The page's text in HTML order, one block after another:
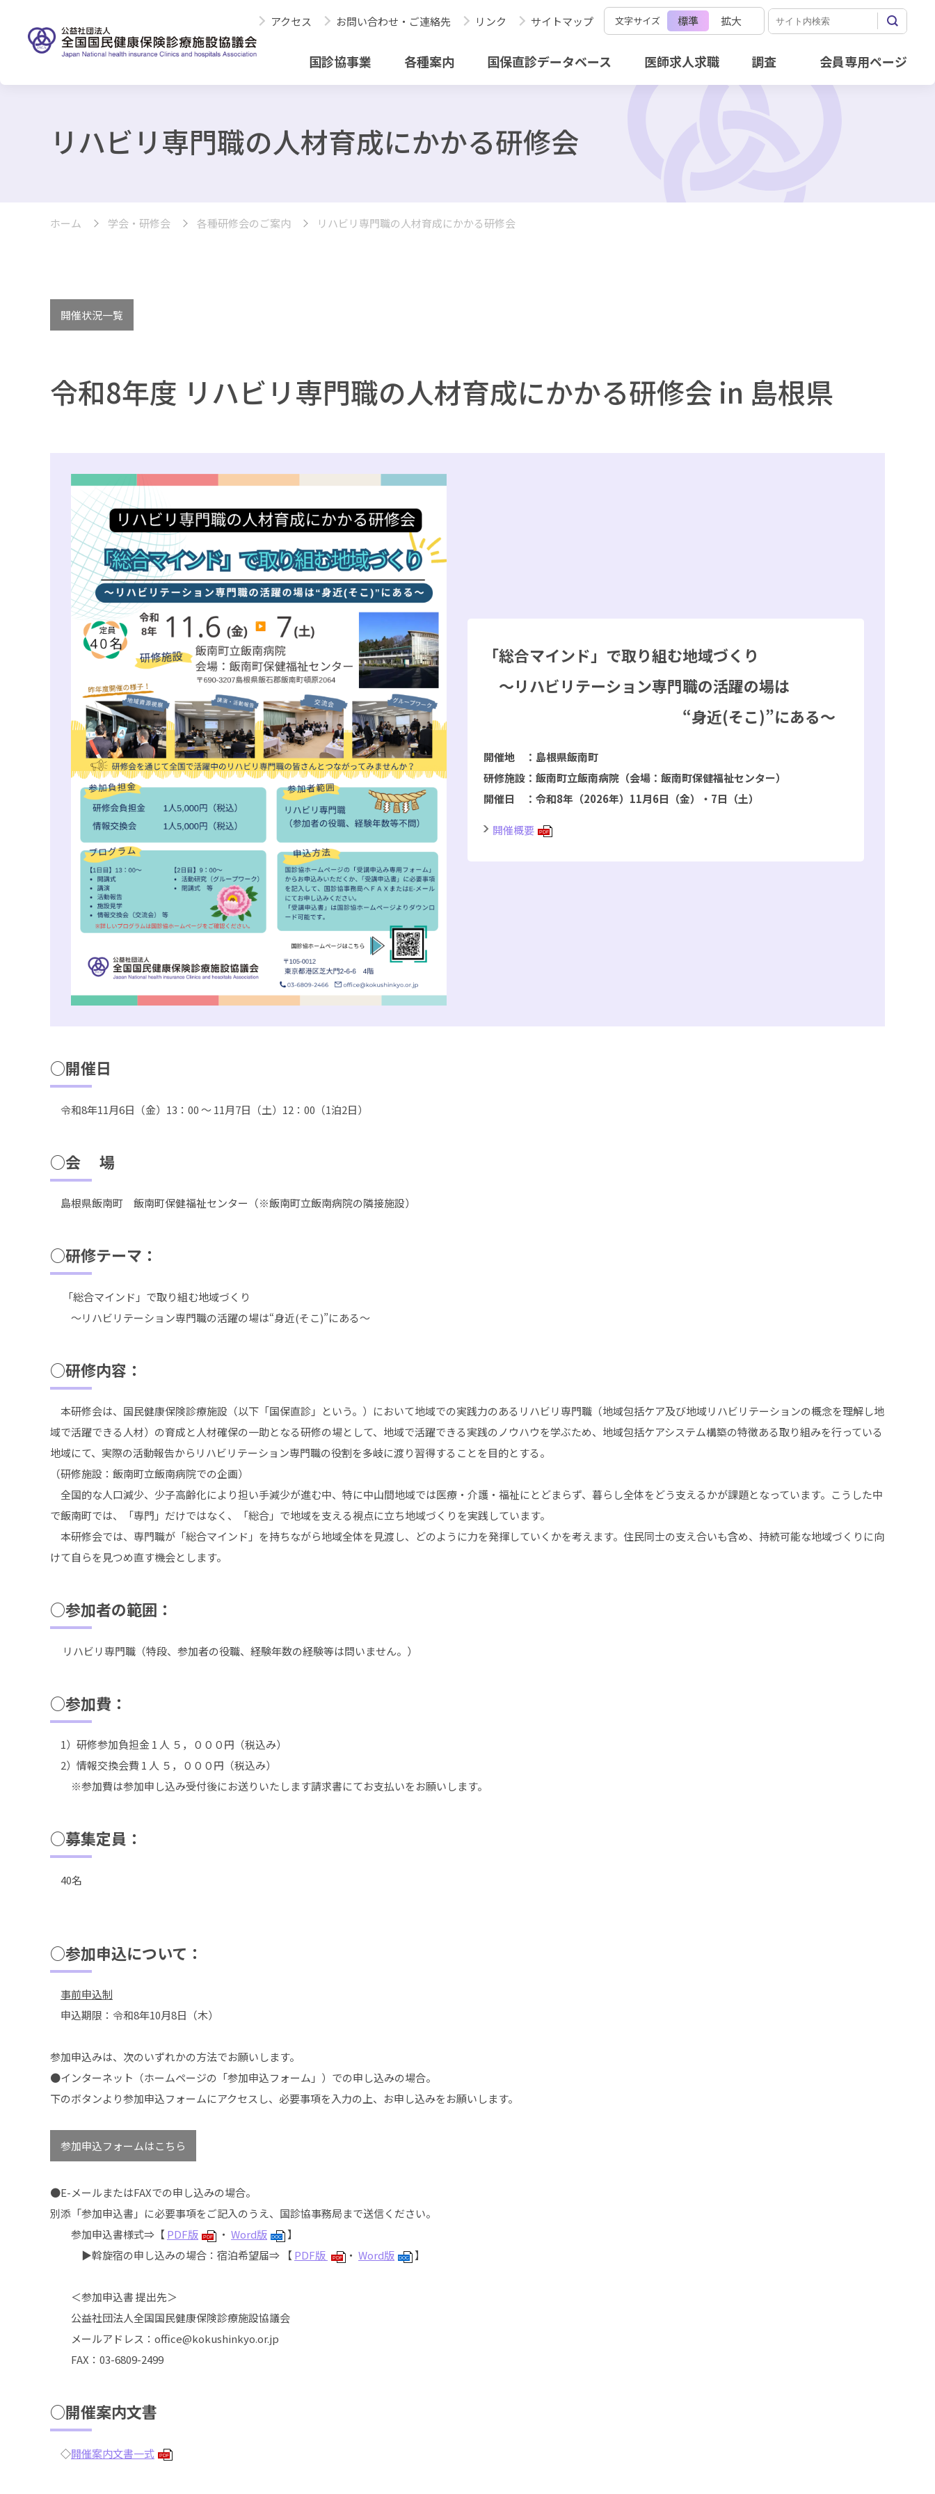
アクセス お問い合わせ・ご連絡先 リンク サイトマップ 文字サイズ 標準 拡大
国診協事業 各種案内 国保直診データベース 医師求人求職 調査 会員専用ページ
リハビリ専門職の人材育成にかかる研修会
ホーム 学会・研修会 各種研修会のご案内 リハビリ専門職の人材育成にかかる研修会
開催状況一覧
令和8年度 リハビリ専門職の人材育成にかかる研修会 in 島根県
「総合マインド」で取り組む地域づくり
～リハビリテーション専門職の活躍の場は
“身近(そこ)”にある～
開催地 ：島根県飯南町
研修施設：飯南町立飯南病院（会場：飯南町保健福祉センター）
開催日 ：令和8年（2026年）11月6日（金）・7日（土）
開催概要 PDF
○開催日
令和8年11月6日（金）13：00 ～ 11月7日（土）12：00（1泊2日）
○会 場
島根県飯南町 飯南町保健福祉センター（※飯南町立飯南病院の隣接施設）
○研修テーマ：
「総合マインド」で取り組む地域づくり
～リハビリテーション専門職の活躍の場は“身近(そこ)”にある～
○研修内容：
本研修会は、国民健康保険診療施設（以下「国保直診」という。）において地域での実践力のあるリハビリ専門職（地域包括ケア及び地域リハビリテーションの概念を理解し地
域で活躍できる人材）の育成と人材確保の一助となる研修の場として、地域で活躍できる実践のノウハウを学ぶため、地域包括ケアシステム構築の特徴ある取り組みを行っている
地域にて、実際の活動報告からリハビリテーション専門職の役割を多岐に渡り習得することを目的とする。
（研修施設：飯南町立飯南病院での企画）
全国的な人口減少、少子高齢化により担い手減少が進む中、特に中山間地域では医療・介護・福祉にとどまらず、暮らし全体をどう支えるかが課題となっています。こうした中
で飯南町では、「専門」だけではなく、「総合」で地域を支える視点に立ち地域づくりを実践しています。
本研修会では、専門職が「総合マインド」を持ちながら地域全体を見渡し、どのように力を発揮していくかを考えます。住民同士の支え合いも含め、持続可能な地域づくりに向
けて自らを見つめ直す機会とします。
○参加者の範囲：
リハビリ専門職（特段、参加者の役職、経験年数の経験等は問いません。）
○参加費：
1）研修参加負担金 1 人 ５，０００円（税込み）
2）情報交換会費 1 人 ５，０００円（税込み）
※参加費は参加申し込み受付後にお送りいたします請求書にてお支払いをお願いします。
○募集定員：
40名
○参加申込について：
事前申込制
申込期限：令和8年10月8日（木）
参加申込みは、次のいずれかの方法でお願いします。
●インターネット（ホームページの「参加申込フォーム」）での申し込みの場合。
下のボタンより参加申込フォームにアクセスし、必要事項を入力の上、お申し込みをお願いします。
参加申込フォームはこちら
●E-メールまたはFAXでの申し込みの場合。
別添「参加申込書」に必要事項をご記入のうえ、国診協事務局まで送信ください。
参加申込書様式⇒【PDF版 PDF ・ Word版 DOC
】
▶斡旋宿の申し込みの場合：宿泊希望届⇒ 【PDF版 PDF ・ Word版 DOC 】
＜参加申込書 提出先＞
公益社団法人全国国民健康保険診療施設協議会
メールアドレス：office@kokushinkyo.or.jp
FAX：03-6809-2499
○開催案内文書
◇開催案内文書一式 PDF